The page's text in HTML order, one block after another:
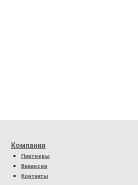
Компания
Партнеры
Вакансии
Контакты